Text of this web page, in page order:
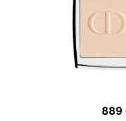
889